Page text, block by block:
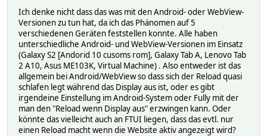
Ich denke nicht dass das was mit den Android- oder WebView-
Versionen zu tun hat, da ich das Phänomen auf 5
verschiedenen Geräten feststellen konnte. Alle haben
unterschiedliche Android- und WebView-Versionen im Einsatz
(Galaxy S2 [Andorid 10 cusoms rom], Galaxy Tab A, Lenovo Tab
2 A10, Asus ME103K, Virtual Machine) . Also entweder ist das
allgemein bei Android/WebView so dass sich der Reload quasi
schlafen legt während das Display aus ist, oder es gibt
irgendeine Einstellung im Android-System oder Fully mit der
man den "Reload wenn Display aus" erzwingen kann. Oder
könnte das vielleicht auch an FTUI liegen, dass das evtl. nur
einen Reload macht wenn die Website aktiv angezeigt wird?